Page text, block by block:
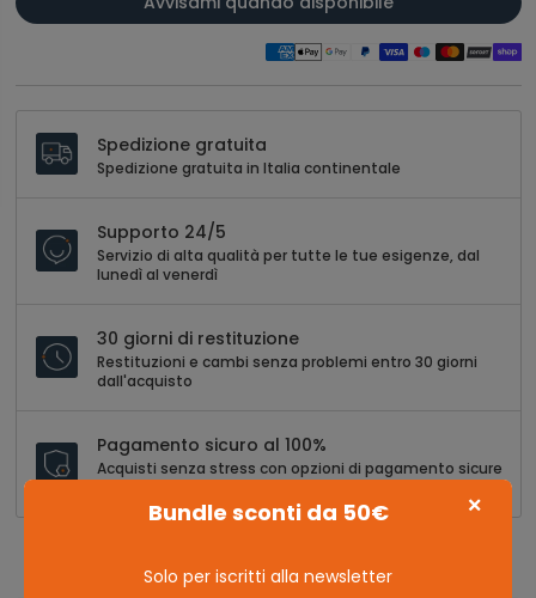
Spedizione gratuita
Spedizione gratuita in Italia continentale
Supporto 24/5
Servizio di alta qualità per tutte le tue esigenze, dal
lunedì al venerdì
30 giorni di restituzione
Restituzioni e cambi senza problemi entro 30 giorni
dall'acquisto
Pagamento sicuro al 100%
Acquisti senza stress con opzioni di pagamento sicure
×
Bundle sconti da 50€
Solo per iscritti alla newsletter